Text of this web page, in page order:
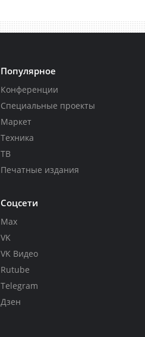
Популярное
Конференции
Специальные проекты
Маркет
Техника
ТВ
Печатные издания
Соцсети
Max
VK
VK Видео
Rutube
Telegram
Дзен